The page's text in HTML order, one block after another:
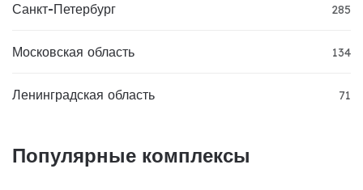
Санкт-Петербург 285
Московская область 134
Ленинградская область 71
Популярные комплексы